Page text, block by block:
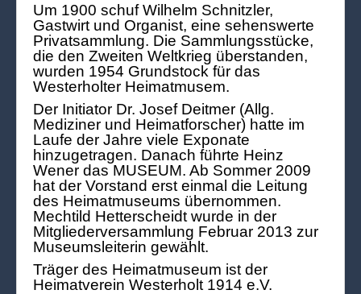
Um 1900 schuf Wilhelm Schnitzler,
Gastwirt und Organist, eine sehenswerte
Privatsammlung. Die Sammlungsstücke,
die den Zweiten Weltkrieg überstanden,
wurden 1954 Grundstock für das
Westerholter Heimatmusem.
Der Initiator Dr. Josef Deitmer (Allg.
Mediziner und Heimatforscher) hatte im
Laufe der Jahre viele Exponate
hinzugetragen. Danach führte Heinz
Wener das MUSEUM. Ab Sommer 2009
hat der Vorstand erst einmal die Leitung
des Heimatmuseums übernommen.
Mechtild Hetterscheidt wurde in der
Mitgliederversammlung Februar 2013 zur
Museumsleiterin gewählt.
Träger des Heimatmuseum ist der
Heimatverein Westerholt 1914 e.V.